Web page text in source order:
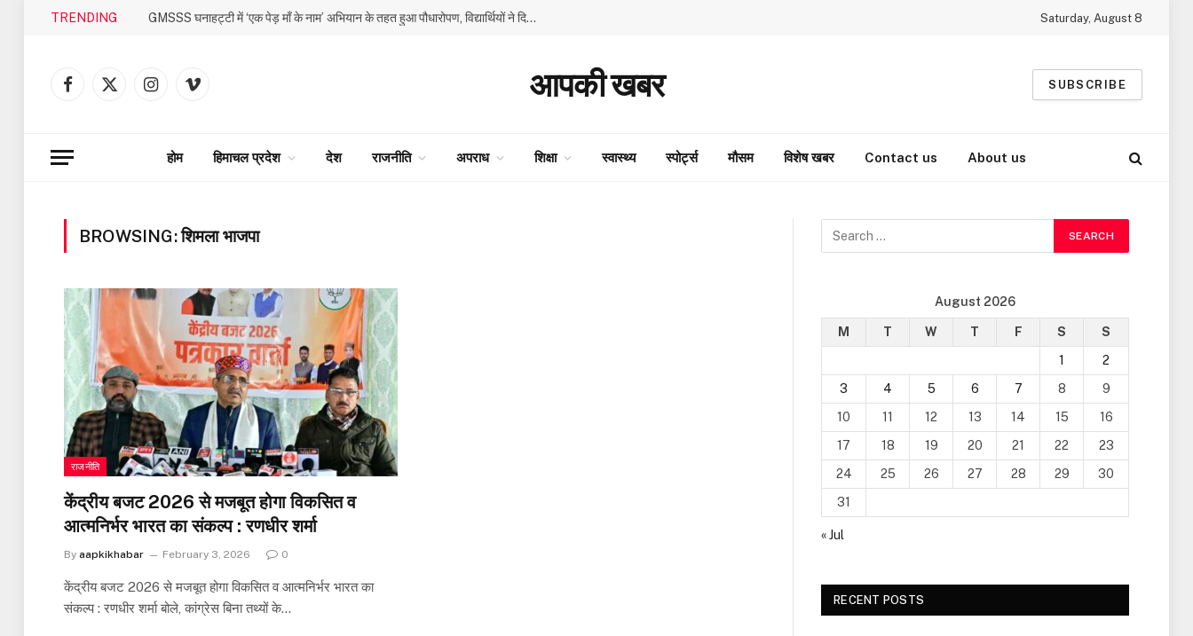
TRENDING GMSSS घनाहट्टी में ‘एक पेड़ माँ के नाम’ अभियान के तहत हुआ पौधारोपण, विद्यार्थियों ने दिया पर्यावरण संरक्षण का संदेश Saturday, August 8
Facebook
X
InstagramVimeo आपकी खबर SUBSCRIBE
होम हिमाचल प्रदेश देश राजनीति अपराध शिक्षा स्वास्थ्य स्पोर्ट्स मौसम विशेष खबर Contact us About us
BROWSING:शिमला भाजपा
राजनीति
केंद्रीय बजट 2026 से मजबूत होगा विकसित व
आत्मनिर्भर भारत का संकल्प : रणधीर शर्मा
By aapkikhabar February 3, 2026 0
केंद्रीय बजट 2026 से मजबूत होगा विकसित व आत्मनिर्भर भारत का
संकल्प : रणधीर शर्मा बोले, कांग्रेस बिना तथ्यों के…
August 2026
M T W T F S
S
1
2
3
4 5 6 7 8
9
10
11 12 13 14 15
16
17
18 19 20 21 22
23
24
25 26 27 28 29
30
31
« Jul
RECENT POSTS